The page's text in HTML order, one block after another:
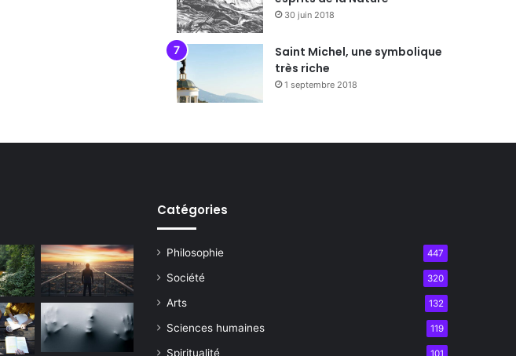
30 juin 2018
Saint Michel, une symbolique
très riche
1 septembre 2018
Catégories
Philosophie 447
Société 320
Arts 132
Sciences humaines 119
Spiritualité 101